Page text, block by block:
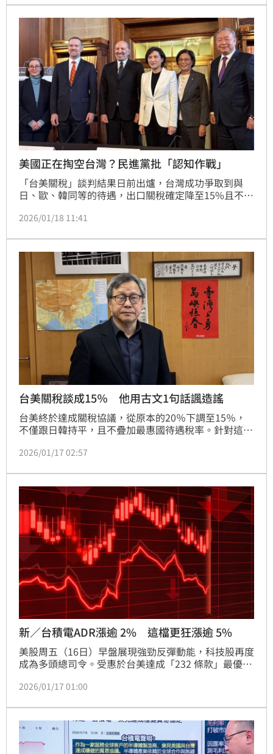
價，中國會暴跳如雷，除了台灣關稅更優惠外，美國也
把台灣當作一個國家在談判。
美國正在掏空台灣？民進黨批「認知作戰」
「台美關稅」談判結果日前出爐，台灣成功爭取到與
日、歐、韓同等的待遇，出口關稅確定降至15%且不再
元投資」、「台積電要變成美積電」、「美國正在掏空
典型的認知作戰操作場景，台灣應強化自身的「認知免
疫力」，讓這些想要影響台灣社會，對台灣不利的錯假
訊息失去影響力。
2026/01/18 11:41
台美關稅談成15％ 他用古文1句話諷造謠
台美終於達成關稅協議，從原本的20％下調至15％，
不僅跟日韓持平，且不疊加最惠國待遇稅率。針對這個
「黑箱作業換來產業掏空」，對此，駐歐盟代表謝志偉
謠。
2026/01/17 02:57
新／台積電ADR漲逾 2% 這檔更狂漲逾 5%
美股周五（16日）早盤展現強勁反彈動能，科技股再度
成為多頭總司令。受惠於台美達成「232 條款」最優惠
軍半導體族群衝鋒。儘管就業數據顯示裁員人數走低、
於預期的支撐下，費城半導體指數盤中勁揚近 2%，帶
動標普 500 與那斯達克指數同步走高。
2026/01/17 01:00